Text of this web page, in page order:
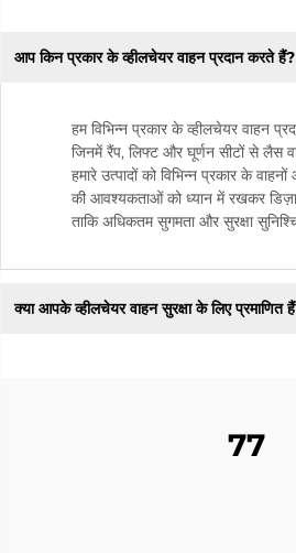
आप किन प्रकार के व्हीलचेयर वाहन प्रदान करते हैं?
हम विभिन्न प्रकार के व्हीलचेयर वाहन
जिनमें रैंप, लिफ्ट और घूर्णन सीटों से लैस
हमारे उत्पादों को विभिन्न प्रकार के
की आवश्यकताओं को ध्यान में रखकर
ताकि अधिकतम सुगमता और सुरक्षा
क्या आपके व्हीलचेयर वाहन सुरक्षा के लिए प्रमाणित
77